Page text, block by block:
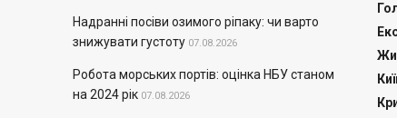
Надранні посіви озимого ріпаку: чи варто
знижувати густоту 07.08.2026
Робота морських портів: оцінка НБУ станом
на 2024 рік 07.08.2026